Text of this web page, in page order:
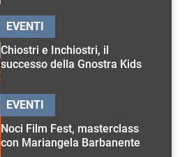
Chiostri e Inchiostri, il
successo della Gnostra Kids
EVENTI
Noci Film Fest, masterclass
con Mariangela Barbanente
EVENTI